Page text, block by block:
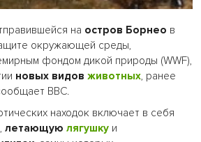
на остров Борнео в
окружающей среды,
фондом дикой природы (WWF),
новых видов животных, ранее
BBC.
находок включает в себя
, летающую лягушку и